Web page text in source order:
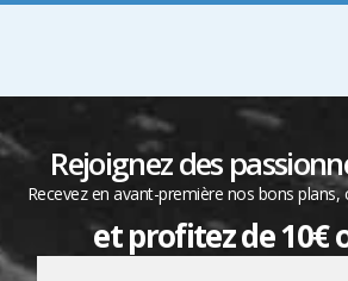
Rejoignez des
Recevez en avant-première nos bons
et profitez de 10€